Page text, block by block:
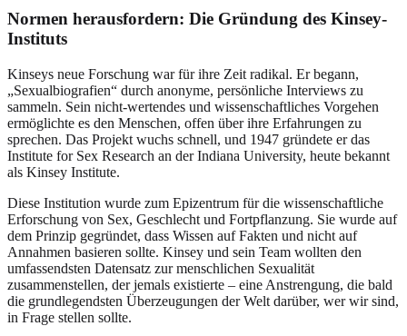
Normen herausfordern: Die Gründung des Kinsey-
Instituts
Kinseys neue Forschung war für ihre Zeit radikal. Er begann,
„Sexualbiografien“ durch anonyme, persönliche Interviews zu
sammeln. Sein nicht-wertendes und wissenschaftliches Vorgehen
ermöglichte es den Menschen, offen über ihre Erfahrungen zu
sprechen. Das Projekt wuchs schnell, und 1947 gründete er das
Institute for Sex Research an der Indiana University, heute bekannt
als Kinsey Institute.
Diese Institution wurde zum Epizentrum für die wissenschaftliche
Erforschung von Sex, Geschlecht und Fortpflanzung. Sie wurde auf
dem Prinzip gegründet, dass Wissen auf Fakten und nicht auf
Annahmen basieren sollte. Kinsey und sein Team wollten den
umfassendsten Datensatz zur menschlichen Sexualität
zusammenstellen, der jemals existierte – eine Anstrengung, die bald
die grundlegendsten Überzeugungen der Welt darüber, wer wir sind,
in Frage stellen sollte.